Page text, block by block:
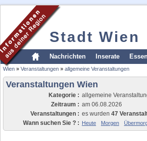
Stadt Wien
Nachrichten Inserate
Wien » Veranstaltungen » allgemeine Veranstaltungen
Veranstaltungen Wien
Kategorie : allgemeine
Zeitraum : am 06.08.2026
Veranstaltungen : es wurden 47
Wann suchen Sie ? : Heute Morgen